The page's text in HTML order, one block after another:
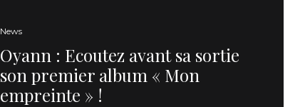
News
Oyann : Ecoutez avant sa sortie
son premier album « Mon
empreinte » !